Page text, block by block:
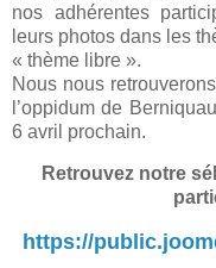
nos adhérentes
leurs photos dans les
« thème libre ».
Nous nous
l’oppidum de
6 avril prochain.
Retrouvez notre
https://